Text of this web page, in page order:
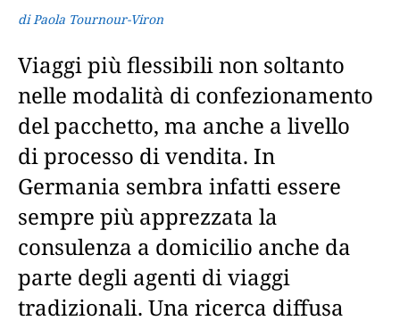
di Paola Tournour-Viron
Viaggi più flessibili non soltanto
nelle modalità di confezionamento
del pacchetto, ma anche a livello
di processo di vendita. In
Germania sembra infatti essere
sempre più apprezzata la
consulenza a domicilio anche da
parte degli agenti di viaggi
tradizionali. Una ricerca diffusa